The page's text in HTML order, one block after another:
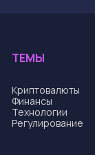
ТЕМЫ
Криптовалюты
Финансы
Технологии
Регулирование